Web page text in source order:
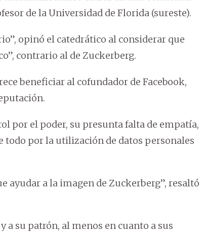
de la Universidad de Florida (sureste).
opinó el catedrático al considerar que
contrario al de Zuckerberg.
beneficiar al cofundador de Facebook,
por el poder, su presunta falta de empatía,
todo por la utilización de datos personales
ayudar a la imagen de Zuckerberg”, resaltó
a su patrón, al menos en cuanto a sus